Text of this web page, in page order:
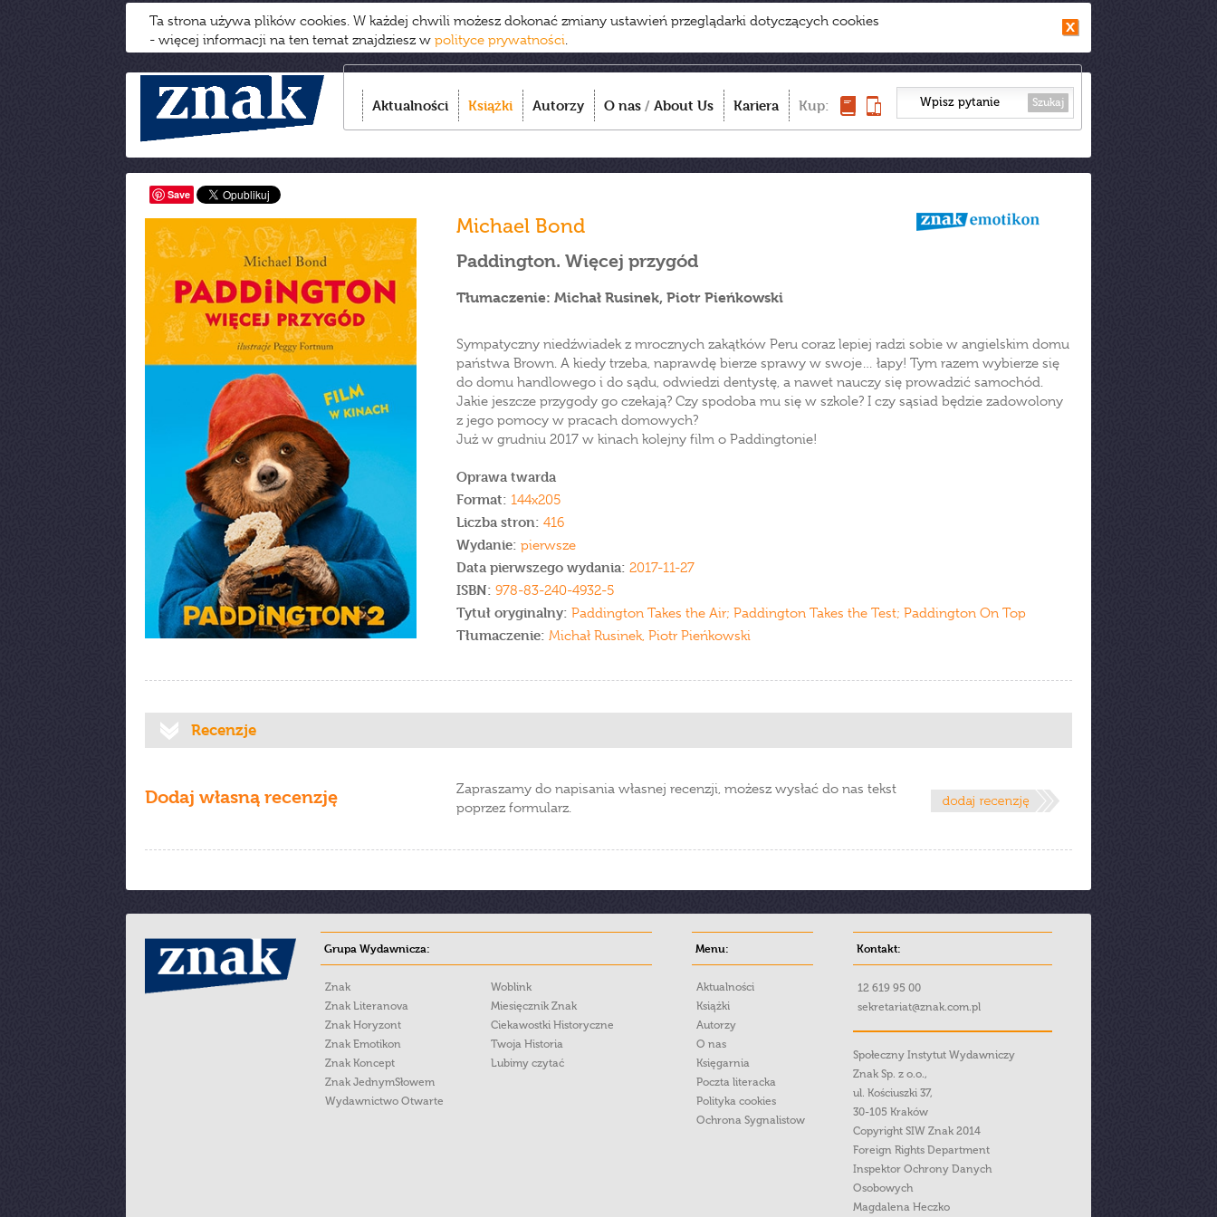
Ta strona używa plików cookies. W każdej chwili możesz dokonać zmiany ustawień przeglądarki dotyczących cookies
- więcej informacji na ten temat znajdziesz w polityce prywatności.
Aktualności Książki Autorzy O nas / About Us Kariera Kup: Szukaj
Save
Michael Bond
Paddington. Więcej przygód
Tłumaczenie: Michał Rusinek, Piotr Pieńkowski
Sympatyczny niedźwiadek z mrocznych zakątków Peru coraz lepiej radzi sobie w angielskim domu
państwa Brown. A kiedy trzeba, naprawdę bierze sprawy w swoje… łapy! Tym razem wybierze się
do domu handlowego i do sądu, odwiedzi dentystę, a nawet nauczy się prowadzić samochód.
Jakie jeszcze przygody go czekają? Czy spodoba mu się w szkole? I czy sąsiad będzie zadowolony
z jego pomocy w pracach domowych?
Już w grudniu 2017 w kinach kolejny film o Paddingtonie!
Oprawa twarda
Format: 144x205
Liczba stron: 416
Wydanie: pierwsze
Data pierwszego wydania: 2017-11-27
ISBN: 978-83-240-4932-5
Tytuł oryginalny: Paddington Takes the Air; Paddington Takes the Test; Paddington On Top
Tłumaczenie: Michał Rusinek, Piotr Pieńkowski
Recenzje
Dodaj własną recenzję
Zapraszamy do napisania własnej recenzji, możesz wysłać do nas tekst
poprzez formularz.
Grupa Wydawnicza:
Znak
Znak Literanova
Znak Horyzont
Znak Emotikon
Znak Koncept
Znak JednymSłowem
Wydawnictwo Otwarte
Woblink
Miesięcznik Znak
Ciekawostki Historyczne
Twoja Historia
Lubimy czytać
Menu:
Aktualności
Książki
Autorzy
O nas
Księgarnia
Poczta literacka
Polityka cookies
Ochrona Sygnalistow
Kontakt:
12 619 95 00
sekretariat@znak.com.pl
Społeczny Instytut Wydawniczy
Znak Sp. z o.o.,
ul. Kościuszki 37,
30-105 Kraków
Copyright SIW Znak 2014
Foreign Rights Department
Inspektor Ochrony Danych
Osobowych
Magdalena Heczko